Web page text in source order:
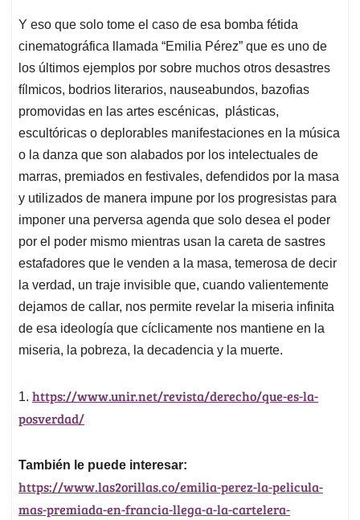
Y eso que solo tome el caso de esa bomba fétida
cinematográfica llamada “Emilia Pérez” que es uno de
los últimos ejemplos por sobre muchos otros desastres
fílmicos, bodrios literarios, nauseabundos, bazofias
promovidas en las artes escénicas, plásticas,
escultóricas o deplorables manifestaciones en la música
o la danza que son alabados por los intelectuales de
marras, premiados en festivales, defendidos por la masa
y utilizados de manera impune por los progresistas para
imponer una perversa agenda que solo desea el poder
por el poder mismo mientras usan la careta de sastres
estafadores que le venden a la masa, temerosa de decir
la verdad, un traje invisible que, cuando valientemente
dejamos de callar, nos permite revelar la miseria infinita
de esa ideología que cíclicamente nos mantiene en la
miseria, la pobreza, la decadencia y la muerte.
1. https://www.unir.net/revista/derecho/que-es-la-
posverdad/
También le puede interesar:
https://www.las2orillas.co/emilia-perez-la-pelicula-
mas-premiada-en-francia-llega-a-la-cartelera-